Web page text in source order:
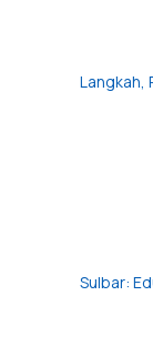
Langkah,
Sulbar: